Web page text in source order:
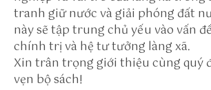
//
w
a
c
o
tranh giữ nước và giải phóng đất
này sẽ tập trung chủ yếu vào vấn
chính trị và hệ tư tưởng làng xã.
Xin trân trọng giới thiệu cùng quý
vẹn bộ sách!